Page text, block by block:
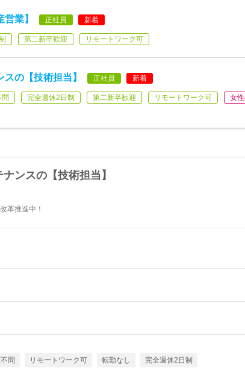
業】 正社員 新着
第二新卒歓迎 リモートワーク可
の【技術担当】 正社員 新着
問 完全週休2日制 第二新卒歓迎 リモートワーク可 女
ンスの【技術担当】
革推進中！
問 リモートワーク可 転勤なし 完全週休2日制